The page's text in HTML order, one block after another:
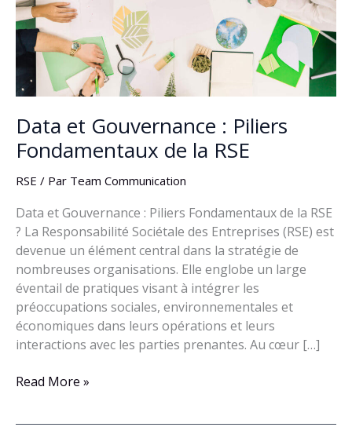
Data et Gouvernance : Piliers
Fondamentaux de la RSE
RSE / Par Team Communication
Data et Gouvernance : Piliers Fondamentaux de la RSE
? La Responsabilité Sociétale des Entreprises (RSE) est
devenue un élément central dans la stratégie de
nombreuses organisations. Elle englobe un large
éventail de pratiques visant à intégrer les
préoccupations sociales, environnementales et
économiques dans leurs opérations et leurs
interactions avec les parties prenantes. Au cœur […]
de
la
RSE
Read More »